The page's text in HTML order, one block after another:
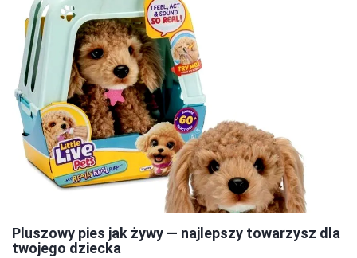
Pluszowy pies jak żywy — najlepszy towarzysz dla
twojego dziecka